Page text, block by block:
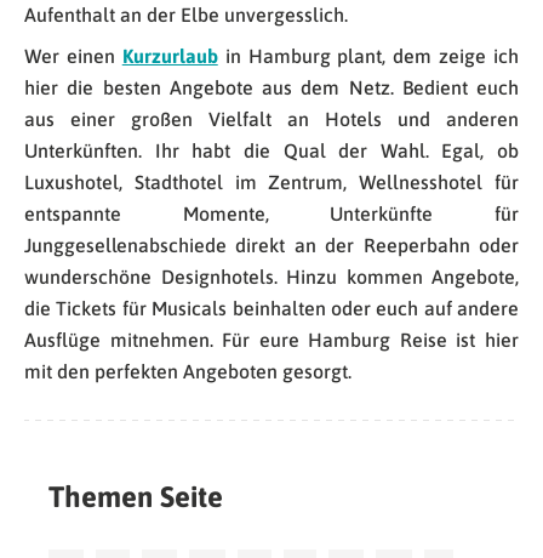
Aufenthalt an der Elbe unvergesslich.
Wer einen Kurzurlaubin Hamburg plant, dem zeige ich
hier die besten Angebote aus dem Netz. Bedient euch
aus einer großen Vielfalt an Hotels und anderen
Unterkünften. Ihr habt die Qual der Wahl. Egal, ob
Luxushotel, Stadthotel im Zentrum, Wellnesshotel für
entspannte Momente, Unterkünfte für
Junggesellenabschiede direkt an der Reeperbahn oder
wunderschöne Designhotels. Hinzu kommen Angebote,
die Tickets für Musicals beinhalten oder euch auf andere
Ausflüge mitnehmen. Für eure Hamburg Reise ist hier
mit den perfekten Angeboten gesorgt.
Themen Seite